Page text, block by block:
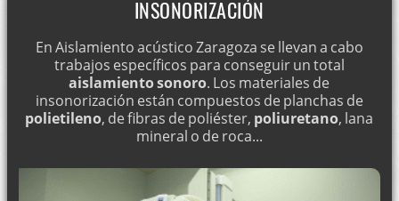
INSONORIZACIÓN
En Aislamiento acústico Zaragoza se llevan a cabo
trabajos específicos para conseguir un total
aislamiento sonoro. Los materiales de
insonorización están compuestos de planchas de
polietileno, de fibras de poliéster, poliuretano, lana
mineral o de roca...